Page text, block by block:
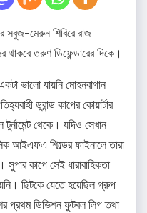
সবুজ-মেরুন শিবিরে রাজ
তরুণ ডিফেন্ডারের দিকে।
ভালো যায়নি মোহনবাগান
ডুরান্ড কাপের কোয়ার্টার
থেকে। যদিও সেখান
আইএফএ শিল্ডের ফাইনালে তারা
কাপে সেই ধারাবাহিকতা
ছিটকে যেতে হয়েছিল গ্রুপ
প্রথম ডিভিশন ফুটবল লিগ তথা